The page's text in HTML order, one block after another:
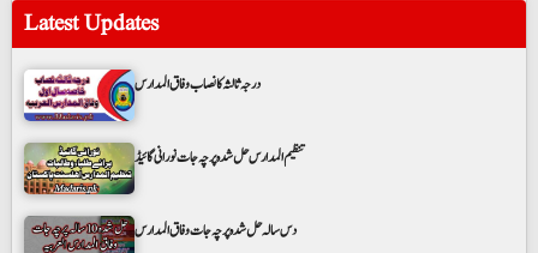
Latest Updates
درجہ ثالثہ کا نصاب وفاق المدارس
تنظیم المدارس حل شدہ پرچہ جات نورانی گائیڈ
دس سالہ حل شدہ پرچہ جات وفاق المدارس